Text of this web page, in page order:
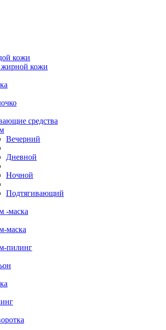
кожи
жирной кожи
средства
Вечерний
Дневной
Ночной
Подтягивающий
-маска
маска
пилинг